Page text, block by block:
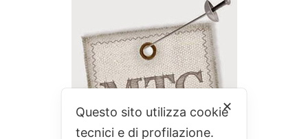
✕
Questo sito utilizza cookie
tecnici e di profilazione.